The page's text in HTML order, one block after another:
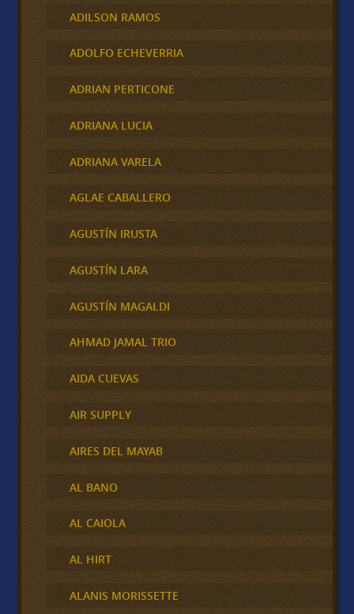
ADILSON RAMOS
ADOLFO ECHEVERRIA
ADRIAN PERTICONE
ADRIANA LUCIA
ADRIANA VARELA
AGLAE CABALLERO
AGUSTÍN IRUSTA
AGUSTÍN LARA
AGUSTÍN MAGALDI
AHMAD JAMAL TRIO
AIDA CUEVAS
AIR SUPPLY
AIRES DEL MAYAB
AL BANO
AL CAIOLA
AL HIRT
ALANIS MORISSETTE